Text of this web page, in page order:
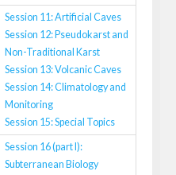
Session 11: Artificial Caves
Session 12: Pseudokarst and
Non-Traditional Karst
Session 13: Volcanic Caves
Session 14: Climatology and
Monitoring
Session 15: Special Topics
Session 16 (part I):
Subterranean Biology